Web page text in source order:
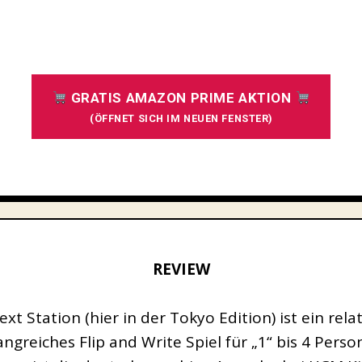
GRATIS AMAZON PRIME AKTION
(ÖFFNET SICH IM NEUEN FENSTER)
REVIEW
Station (hier in der Tokyo Edition) ist ein
Flip and Write Spiel für „1“ bis 4